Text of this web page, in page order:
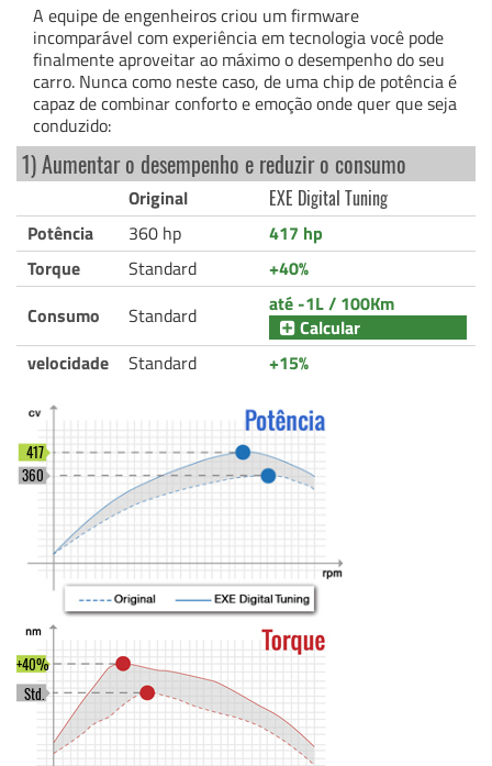
A equipe de engenheiros criou um firmware
incomparável com experiência em tecnologia você pode
finalmente aproveitar ao máximo o desempenho do seu
carro. Nunca como neste caso, de uma chip de potência é
capaz de combinar conforto e emoção onde quer que seja
conduzido:
1) Aumentar o desempenho e reduzir o consumo
Original
EXE Digital Tuning
Potência
360 hp
417 hp
Torque
Standard
+40%
Consumo
Standard
até -1L / 100Km
Calcular
velocidade
Standard +15%
360
417
Std.
+40%